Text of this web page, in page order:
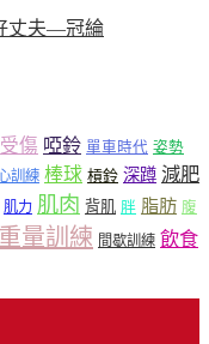
丈夫—冠綸
受傷 啞鈴 單車時代 姿勢
訓練 棒球 槓鈴 深蹲 減肥
肌力 肌肉 背肌 胖 脂肪 腹
重量訓練 間歇訓練 飲食